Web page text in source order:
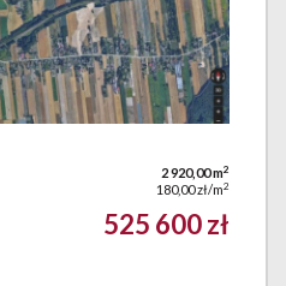
2 920,00 m2
180,00 zł/m2
525 600 zł